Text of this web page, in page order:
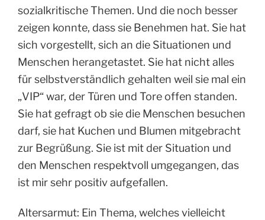
sozialkritische Themen. Und die noch besser
zeigen konnte, dass sie Benehmen hat. Sie hat
sich vorgestellt, sich an die Situationen und
Menschen herangetastet. Sie hat nicht alles
für selbstverständlich gehalten weil sie mal ein
„VIP“ war, der Türen und Tore offen standen.
Sie hat gefragt ob sie die Menschen besuchen
darf, sie hat Kuchen und Blumen mitgebracht
zur Begrüßung. Sie ist mit der Situation und
den Menschen respektvoll umgegangen, das
ist mir sehr positiv aufgefallen.
Altersarmut: Ein Thema, welches vielleicht